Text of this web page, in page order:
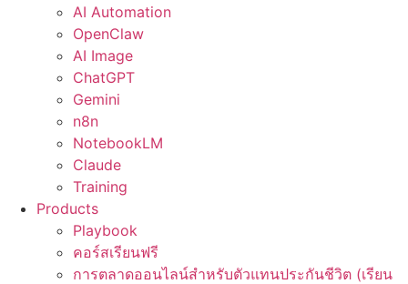
AI Automation
OpenClaw
AI Image
ChatGPT
Gemini
n8n
NotebookLM
Claude
Training
Products
Playbook
คอร์สเรียนฟรี
การตลาดออนไลน์สำหรับตัวแทนประกันชีวิต (เรียน